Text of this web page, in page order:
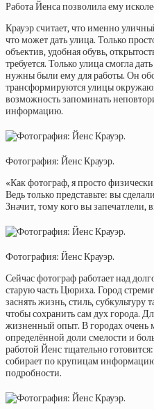
Работа Йенса позволила ему
Крауэр считает, что именно
что может дать улица. Только
объектив, удобная обувь,
требуется. Только улица смогла
нужны были ему для работы. Он
трансформируются улицы
возможность запоминать
информацию.
Фотография: Йенс Крауэр.
«Как фотограф, я просто
Ведь только представьте: вы
Значит, тому кого вы запечатлели,
Фотография: Йенс Крауэр.
Сейчас фотограф работает над
старую часть Цюриха. Город
заснять жизнь, стиль, субкультуру
чтобы сохранить сам дух города.
жизненный опыт. В городах очень
определённой доли смелости и
работой Йенс тщательно
собирает по крупицам
подробности.